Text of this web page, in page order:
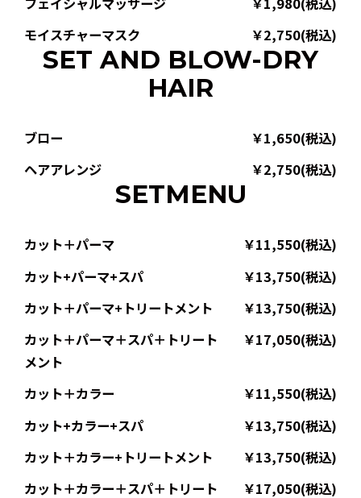
モイスチャーマスク
￥2,750(税込)
SET AND BLOW-DRY
HAIR
ブロー
￥1,650(税込)
ヘアアレンジ
￥2,750(税込)
SETMENU
カット＋パーマ
￥11,550(税込)
カット+パーマ+スパ
￥13,750(税込)
カット＋パーマ+トリートメント
￥13,750(税込)
カット＋パーマ＋スパ＋トリート
メント
￥17,050(税込)
カット＋カラー
￥11,550(税込)
カット+カラー+スパ
￥13,750(税込)
カット＋カラー+トリートメント
￥13,750(税込)
カット＋カラー＋スパ＋トリート
￥17,050(税込)